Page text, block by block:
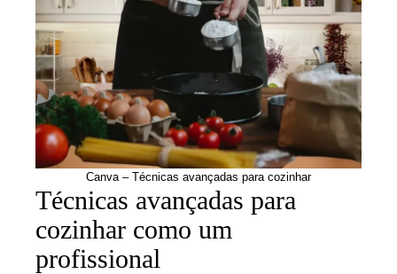
Canva – Técnicas avançadas para cozinhar
Técnicas avançadas para
cozinhar como um
profissional